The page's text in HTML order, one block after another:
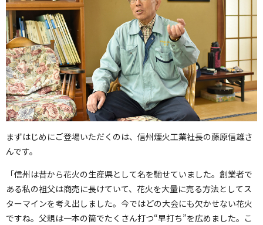
まずはじめにご登場いただくのは、信州煙火工業社長の藤原信雄さ
んです。
「信州は昔から花火の生産県として名を馳せていました。創業者で
ある私の祖父は商売に長けていて、花火を大量に売る方法としてス
ターマインを考え出しました。今ではどの大会にも欠かせない花火
ですね。父親は一本の筒でたくさん打つ“早打ち”を広めました。こ